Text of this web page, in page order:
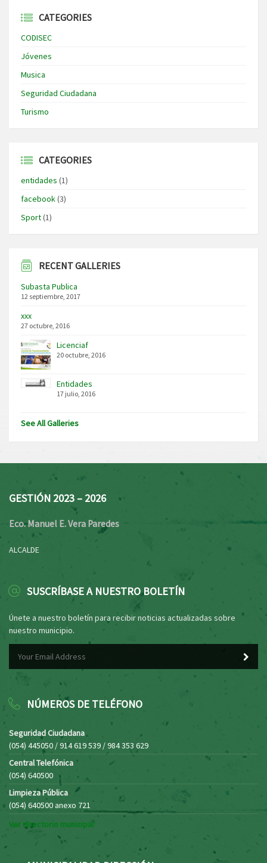
CATEGORIES
CODISEC
Jóvenes
Musica
Seguridad Ciudadana
Turismo
CATEGORIES
entidades (1)
facebook(3)
Sport(1)
RECENT GALLERIES
Subasta Publica
12 septiembre, 2017
xxx
27 octubre, 2016
Licenciaf
20 octubre, 2016
Entidades
17 julio, 2016
See All Galleries
GESTIÓN 2023 – 2026
Eco. Manuel E. Vera Paredes
ALCALDE
SUSCRÍBASE A NUESTRO BOLETÍN
Únete a nuestro boletín para recibir noticias actualizadas sobre
nuestro municipio.
NÚMEROS DE TELÉFONO
Seguridad Ciudadana
(054) 445050 / 914 619 539 / 984 353 629
Central Telefónica
(054) 640500
Limpieza Pública
(054) 640500 anexo 721
Ver directorio municipal